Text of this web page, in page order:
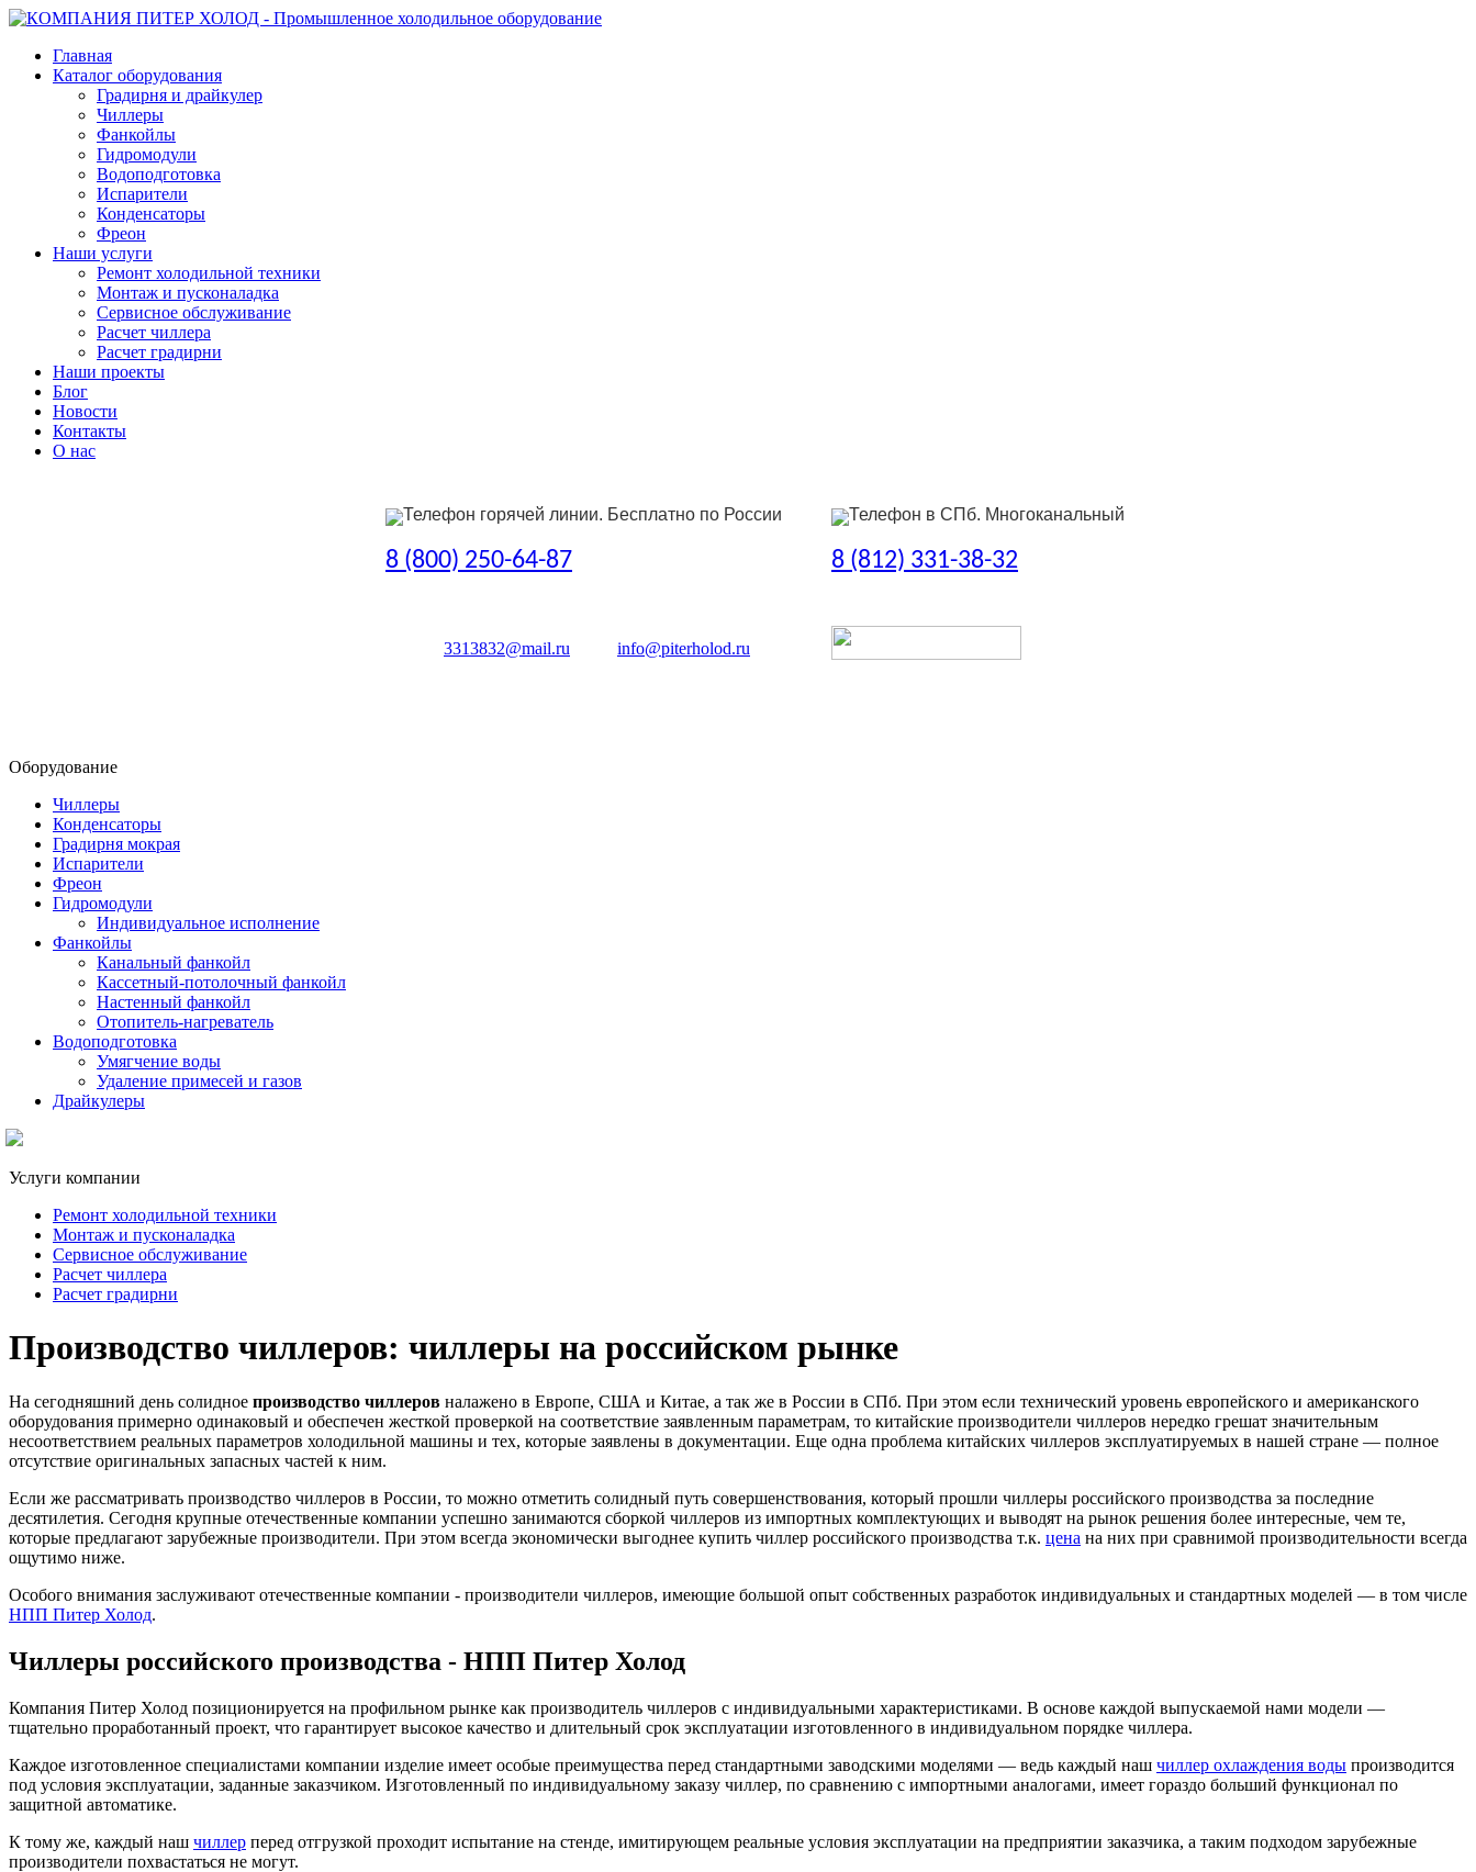
Главная
Каталог оборудования
Градирня и драйкулер
Чиллеры
Фанкойлы
Гидромодули
Водоподготовка
Испарители
Конденсаторы
Фреон
Наши услуги
Ремонт холодильной техники
Монтаж и пусконаладка
Сервисное обслуживание
Расчет чиллера
Расчет градирни
Наши проекты
Блог
Новости
Контакты
О нас
Телефон горячей линии. Бесплатно по России
8 (800) 250-64-87
3313832@mail.ru info@piterholod.ru
Телефон в СПб. Многоканальный
8 (812) 331-38-32
Оборудование
Чиллеры
Конденсаторы
Градирня мокрая
Испарители
Фреон
Гидромодули
Индивидуальное исполнение
Фанкойлы
Канальный фанкойл
Кассетный-потолочный фанкойл
Настенный фанкойл
Отопитель-нагреватель
Водоподготовка
Умягчение воды
Удаление примесей и газов
Драйкулеры
Услуги компании
Ремонт холодильной техники
Монтаж и пусконаладка
Сервисное обслуживание
Расчет чиллера
Расчет градирни
Производство чиллеров: чиллеры на российском рынке
На сегодняшний день солидное производство чиллеров налажено в Европе, США и Китае, а так же в России в СПб. При этом если технический уровень европейского и американского
оборудования примерно одинаковый и обеспечен жесткой проверкой на соответствие заявленным параметрам, то китайские производители чиллеров нередко грешат значительным
несоответствием реальных параметров холодильной машины и тех, которые заявлены в документации. Еще одна проблема китайских чиллеров эксплуатируемых в нашей стране — полное
отсутствие оригинальных запасных частей к ним.
Если же рассматривать производство чиллеров в России, то можно отметить солидный путь совершенствования, который прошли чиллеры российского производства за последние
десятилетия. Сегодня крупные отечественные компании успешно занимаются сборкой чиллеров из импортных комплектующих и выводят на рынок решения более интересные, чем те,
которые предлагают зарубежные производители. При этом всегда экономически выгоднее купить чиллер российского производства т.к. цена на них при сравнимой производительности всегда
ощутимо ниже.
Особого внимания заслуживают отечественные компании - производители чиллеров, имеющие большой опыт собственных разработок индивидуальных и стандартных моделей — в том числе
НПП Питер Холод.
Чиллеры российского производства - НПП Питер Холод
Компания Питер Холод позиционируется на профильном рынке как производитель чиллеров с индивидуальными характеристиками. В основе каждой выпускаемой нами модели —
тщательно проработанный проект, что гарантирует высокое качество и длительный срок эксплуатации изготовленного в индивидуальном порядке чиллера.
Каждое изготовленное специалистами компании изделие имеет особые преимущества перед стандартными заводскими моделями — ведь каждый наш чиллер охлаждения воды производится
под условия эксплуатации, заданные заказчиком. Изготовленный по индивидуальному заказу чиллер, по сравнению с импортными аналогами, имеет гораздо больший функционал по
защитной автоматике.
К тому же, каждый наш чиллер перед отгрузкой проходит испытание на стенде, имитирующем реальные условия эксплуатации на предприятии заказчика, а таким подходом зарубежные
производители похвастаться не могут.